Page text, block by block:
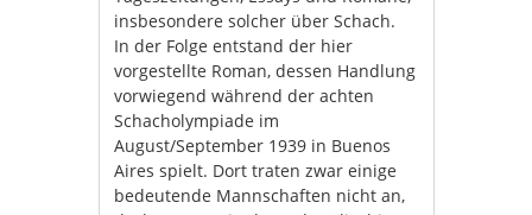
insbesondere solcher über Schach.
In der Folge entstand der hier
vorgestellte Roman, dessen Handlung
vorwiegend während der achten
Schacholympiade im
August/September 1939 in Buenos
Aires spielt. Dort traten zwar einige
bedeutende Mannschaften nicht an,